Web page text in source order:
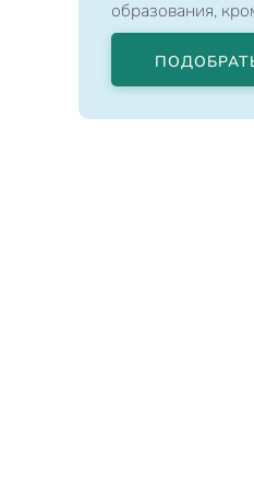
образования,